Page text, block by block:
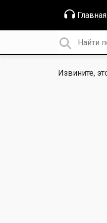
Главная
Извините,